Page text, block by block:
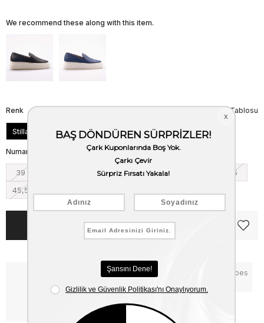
We recommend these along with this item.
Beden Tablosu
Renk
Stilla
Numara
39 42 43
45
45,5
Notify me when the price goes
Free Shipping